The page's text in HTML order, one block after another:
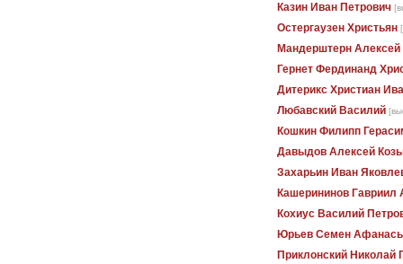
Казин Иван Петрович
Остергаузен Христьян
Мандерштерн Алексей
Гернет Фердинанд
Дитерикс Христиан
Любавский Василий
Кошкин Филипп
Давыдов Алексей
Захарьин Иван
Кашерининов Гавриил
Кохиус Василий
Юрьев Семен
Приклонский Николай